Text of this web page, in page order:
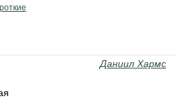
Даниил Хармс